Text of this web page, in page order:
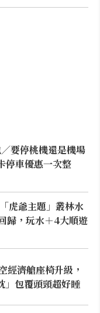
要停桃機還是機場
停車優惠一次整
虎爺主題」叢林水
歸，玩水＋4大順遊
經濟艙座椅升級，
包覆頭頸超好睡